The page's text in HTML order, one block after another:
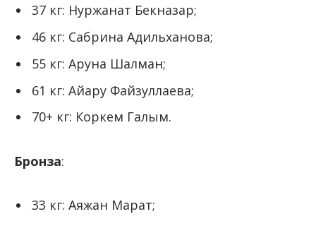
37 кг: Нуржанат Бекназар;
46 кг: Сабрина Адильханова;
55 кг: Аруна Шалман;
61 кг: Aйару Файзуллаева;
70+ кг: Коркем Галым.
Бронза:
33 кг: Аяжан Марат;